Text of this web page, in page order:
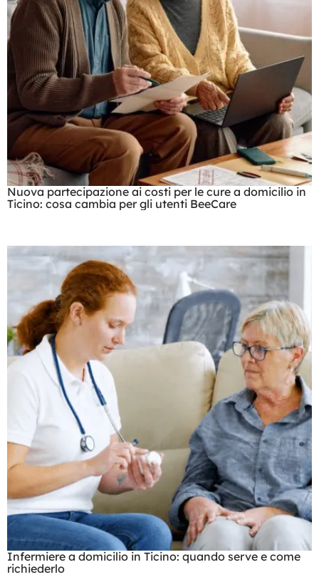
Nuova partecipazione ai costi per le cure a domicilio in
Ticino: cosa cambia per gli utenti BeeCare
Infermiere a domicilio in Ticino: quando serve e come
richiederlo